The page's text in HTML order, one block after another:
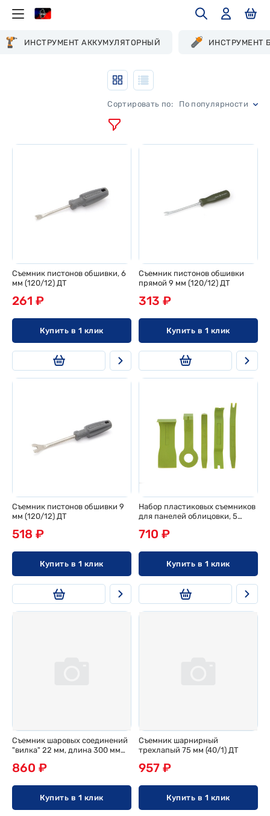
ИНСТРУМЕНТ АККУМУЛЯТОРНЫЙ ИНСТРУМЕНТ
По популярности
Съемник пистонов обшивки, 6
мм (120/12) ДТ
261 ₽
Купить в 1 клик
Съемник пистонов обшивки
прямой 9 мм (120/12) ДТ
313 ₽
Купить в 1 клик
Съемник пистонов обшивки 9
мм (120/12) ДТ
518 ₽
Купить в 1 клик
Набор пластиковых съемников
для панелей облицовки, 5
710 ₽
Купить в 1 клик
Съемник шаровых соединений
"вилка" 22 мм, длина 300 мм
860 ₽
Купить в 1 клик
Съемник шарнирный
трехлапый 75 мм (40/1) ДТ
957 ₽
Купить в 1 клик